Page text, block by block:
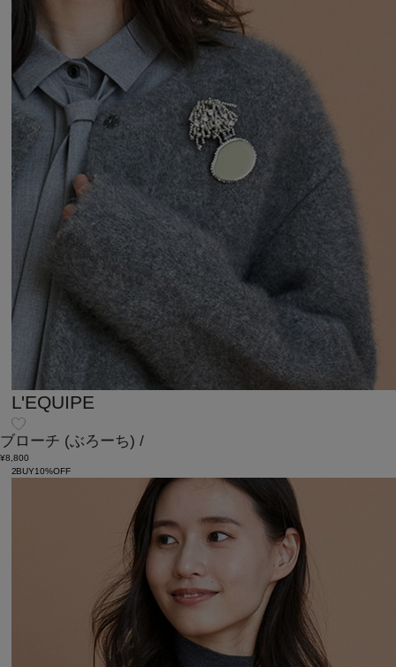
L'EQUIPE
ブローチ (ぶろーち) /
¥8,800
2BUY10%OFF